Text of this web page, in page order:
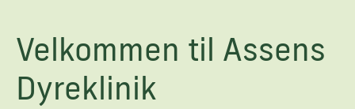
Velkommen til Assens
Dyreklinik